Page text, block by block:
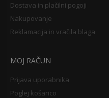
Dostava in plačilni pogoji
Nakupovanje
Reklamacija in vračila blaga
MOJ RAČUN
Prijava uporabnika
Poglej košarico